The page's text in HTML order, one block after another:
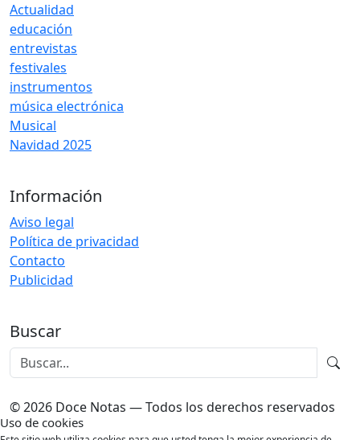
Actualidad
educación
entrevistas
festivales
instrumentos
música electrónica
Musical
Navidad 2025
Información
Aviso legal
Política de privacidad
Contacto
Publicidad
Buscar
© 2026 Doce Notas — Todos los derechos reservados
Uso de cookies